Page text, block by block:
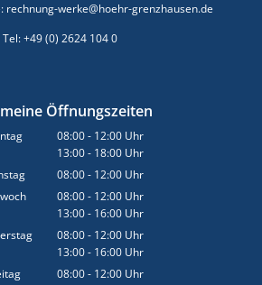
rechnung-werke@hoehr-grenzhausen.de
Tel: +49 (0) 2624 104 0
Öffnungszeiten
08:00- 12:00 Uhr
Von 08:00 bis 12:00 Uhr
13:00- 18:00 Uhr
Von 13:00 bis 18:00 Uhr
08:00- 12:00 Uhr
Von 08:00 bis 12:00 Uhr
08:00- 12:00 Uhr
Von 08:00 bis 12:00 Uhr
13:00- 16:00 Uhr
Von 13:00 bis 16:00 Uhr
08:00- 12:00 Uhr
Von 08:00 bis 12:00 Uhr
13:00- 16:00 Uhr
Von 13:00 bis 16:00 Uhr
08:00- 12:00 Uhr